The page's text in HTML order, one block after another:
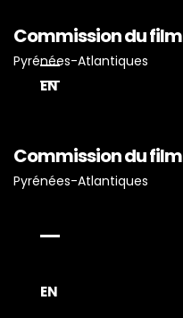
Commission du film
Pyrénées-Atlantiques
EN
Commission du film
Pyrénées-Atlantiques
EN
Accueil